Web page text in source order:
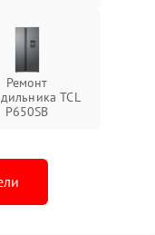
Ремонт
TCL
P650SB